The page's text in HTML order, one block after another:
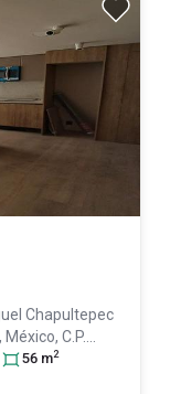
Chapultepec
, México, C.P.
56 m2